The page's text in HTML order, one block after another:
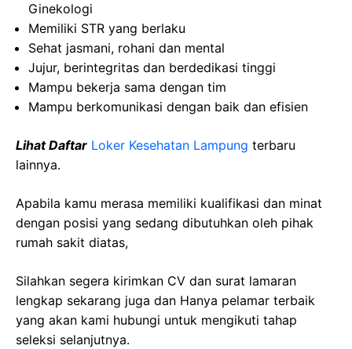
Ginekologi
Memiliki STR yang berlaku
Sehat jasmani, rohani dan mental
Jujur, berintegritas dan berdedikasi tinggi
Mampu bekerja sama dengan tim
Mampu berkomunikasi dengan baik dan efisien
Lihat Daftar Loker Kesehatan Lampung terbaru
lainnya.
Apabila kamu merasa memiliki kualifikasi dan minat
dengan posisi yang sedang dibutuhkan oleh pihak
rumah sakit diatas,
Silahkan segera kirimkan CV dan surat lamaran
lengkap sekarang juga dan Hanya pelamar terbaik
yang akan kami hubungi untuk mengikuti tahap
seleksi selanjutnya.